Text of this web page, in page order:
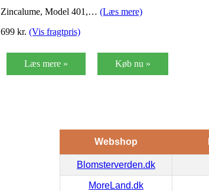
Zincalume, Model 401,… (Læs mere)
699 kr. (Vis fragtpris)
Læs mere » Køb nu »
Webshop
Blomsterverden.dk
MoreLand.dk